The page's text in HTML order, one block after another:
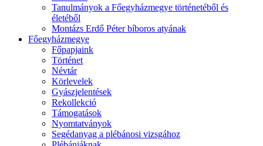
Tanulmányok a Főegyházmegye történetéből és
életéből
Montázs Erdő Péter bíboros atyának
Főegyházmegye
Főpapjaink
Történet
Névtár
Körlevelek
Gyászjelentések
Rekollekció
Támogatások
Nyomtatványok
Segédanyag a plébánosi vizsgához